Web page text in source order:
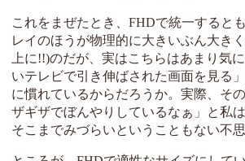
これをまぜたとき、FHDで統一すると
レイのほうが物理的に大きいぶん大き
上に!!)のだが、実はこちらはあまり気
いテレビで引き伸ばされた画面を見る
に慣れているからだろうか。実際、そ
ザギザでぼんやりしているなぁ」と私
そこまでみづらいということもない不思